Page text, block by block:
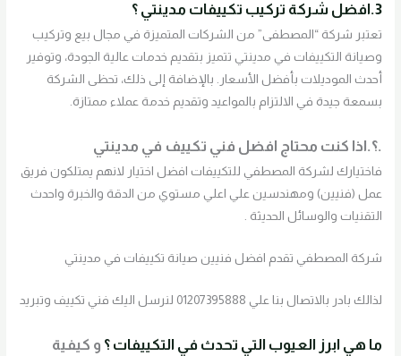
3.افضل شركة تركيب تكييفات مدينتي ؟
تعتبر شركة “المصطفى” من الشركات المتميزة في مجال بيع وتركيب
وصيانة التكييفات في مدينتي تتميز بتقديم خدمات عالية الجودة، وتوفير
أحدث الموديلات بأفضل الأسعار. بالإضافة إلى ذلك، تحظى الشركة
بسمعة جيدة في الالتزام بالمواعيد وتقديم خدمة عملاء ممتازة.
.؟.اذا كنت محتاج افضل فني تكييف في مدينتي
فاختيارك لشركة المصطفي للتكييفات افضل اختيار لانهم يمتلكون فريق
عمل (فنيين) ومهندسين علي اعلي مستوي من الدقة والخبرة واحدث
التقنيات والوسائل الحديثة .
شركة المصطفي تقدم افضل فنيين صيانة تكييفات في مدينتي
لذالك بادر بالاتصال بنا علي 01207395888 لنرسل اليك فني تكييف وتبريد
ما هي ابرز العيوب التي تحدث في التكييفات ؟ و كيفية